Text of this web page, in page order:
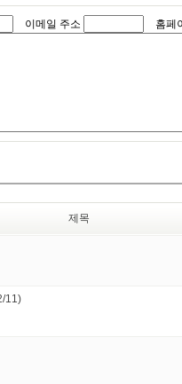
이메일 주소 홈페
제목
11)